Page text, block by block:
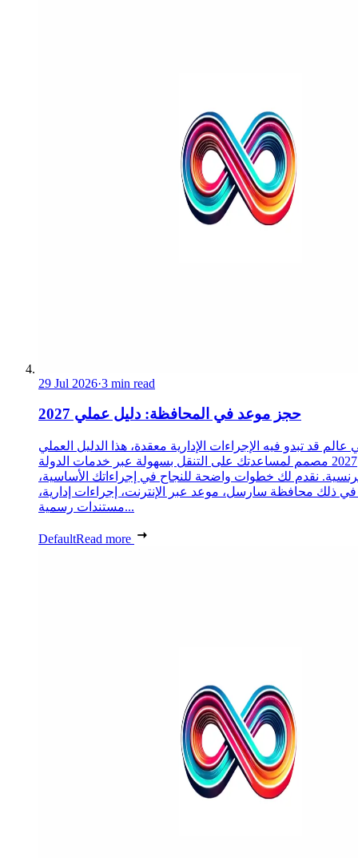
29 Jul 2026·3 min read
حجز موعد في المحافظة: دليل عملي 2027
عالم قد تبدو فيه الإجراءات الإدارية معقدة، هذا الدليل العملي
2027 مصمم لمساعدتك على التنقل بسهولة عبر خدمات الدولة
نقدم لك خطوات واضحة للنجاح في إجراءاتك الأساسية،
في ذلك محافظة سارسل، موعد عبر الإنترنت، إجراءات إدارية،
مستندات رسمية...
DefaultRead more